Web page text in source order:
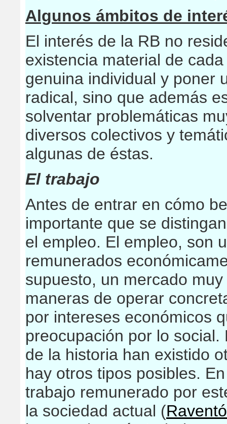
Algunos ámbitos de
El interés de la RB no
existencia material de
genuina individual y poner
radical, sino que además
solventar problemáticas
diversos colectivos y
algunas de éstas.
El trabajo
Antes de entrar en cómo
importante que se
el empleo. El empleo, son
remunerados
supuesto, un mercado
maneras de operar
por intereses económicos
preocupación por lo
de la historia han existido
hay otros tipos posibles.
trabajo remunerado por
la sociedad actual (